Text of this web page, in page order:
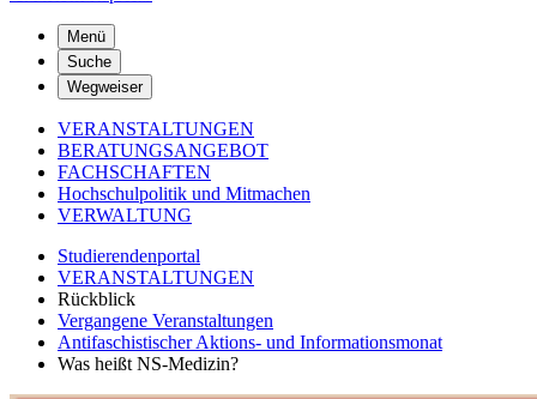
Menü
Suche
Wegweiser
VERANSTALTUNGEN
BERATUNGSANGEBOT
FACHSCHAFTEN
Hochschulpolitik und Mitmachen
VERWALTUNG
Studierendenportal
VERANSTALTUNGEN
Rückblick
Vergangene Veranstaltungen
Antifaschistischer Aktions- und Informationsmonat
Was heißt NS-Medizin?